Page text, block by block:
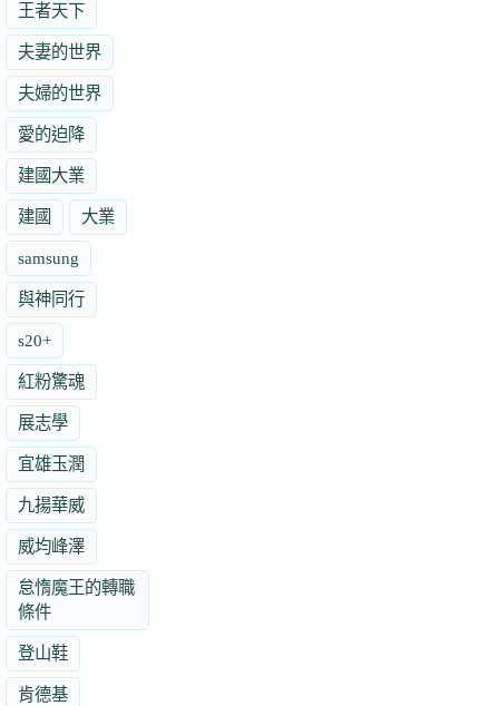
王者天下
夫妻的世界
夫婦的世界
愛的迫降
建國大業
建國 大業
samsung
與神同行
s20+
紅粉驚魂
展志學
宜雄玉潤
九揚華威
威均峰澤
怠惰魔王的轉職
條件
登山鞋
肯德基